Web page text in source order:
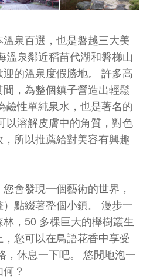
泉百選，也是磐越三大美
溫泉鄰近稻苗代湖和磐梯山
的溫泉度假勝地。 許多高
，為整個鎮子營造出輕鬆
鹼性單純泉水，也是著名的
以溶解皮膚中的角質，對色
所以推薦給對美容有興趣
會發現一個藝術的世界，
點綴著整個小鎮。 漫步一
，50 多棵巨大的櫸樹叢生
您可以在鳥語花香中享受
，休息一下吧。 悠閒地泡一
？